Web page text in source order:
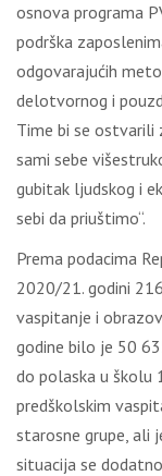
osnova programa
podrška
odgovarajućih
delotvornog i
Time bi se ostvarili
sami sebe
gubitak ljudskog i
sebi da priuštimo“.
Prema podacima
2020/21. godini
vaspitanje i
godine bilo je 50
do polaska u školu
predškolskim
starosne grupe, ali
situacija se